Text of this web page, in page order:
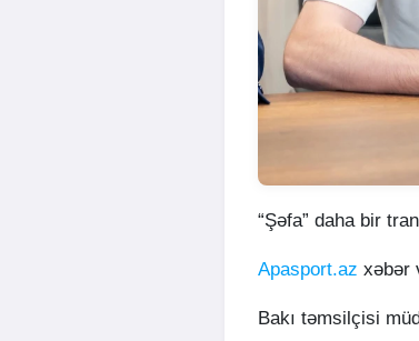
“Şəfa” daha bir
Apasport.az xəbər
Bakı təmsilçisi